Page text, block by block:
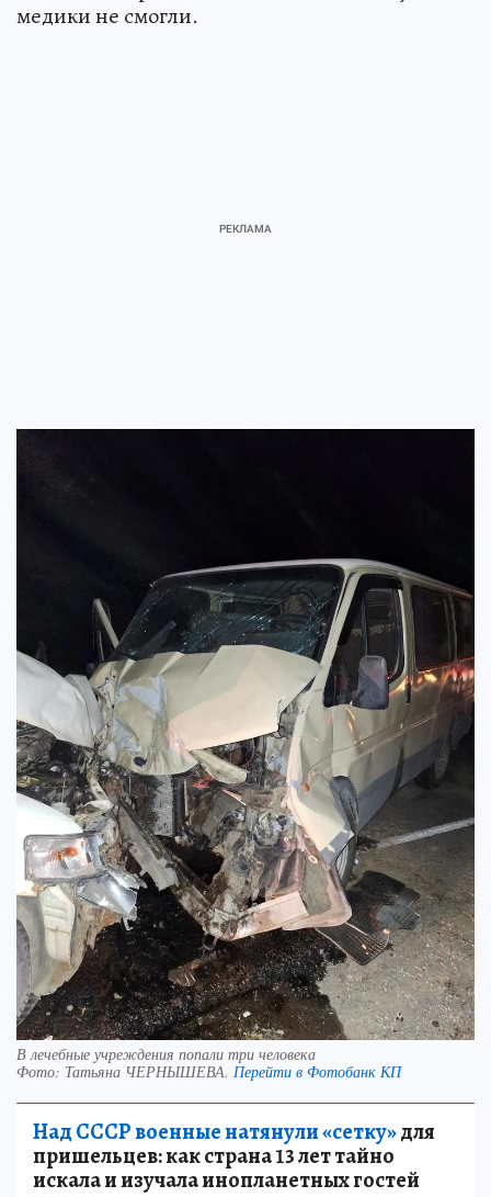
медики не смогли.
В лечебные учреждения попали три человека
Фото: Татьяна ЧЕРНЫШЕВА. Перейти в Фотобанк КП
Над СССР военные натянули «сетку»для
пришельцев: как страна 13 лет тайно
искала и изучала инопланетных гостей